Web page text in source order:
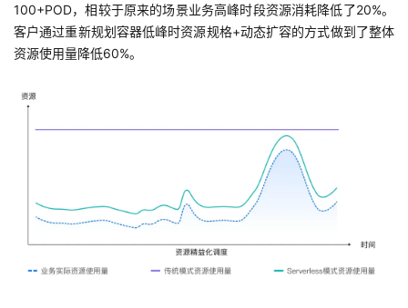
100+POD，相较于原来的场景业务高峰时段资源消耗降低了20%。
客户通过重新规划容器低峰时资源规格+动态扩容的方式做到了整体
资源使用量降低60%。